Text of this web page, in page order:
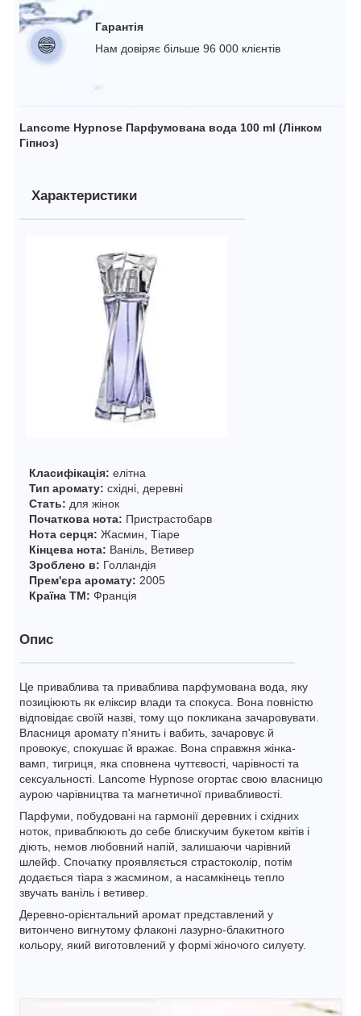
Гарантія
Нам довіряє більше 96 000 клієнтів
Lancome Hypnose Парфумована вода 100 ml (Лінком
Гіпноз)
Характеристики
Класифікація: елітна
Тип аромату: східні, деревні
Стать: для жінок
Початкова нота: Пристрастобарв
Нота серця: Жасмин, Тіаре
Кінцева нота: Ваніль, Ветивер
Зроблено в: Голландія
Прем'єра аромату: 2005
Країна ТМ: Франція
Опис
Це приваблива та приваблива парфумована вода, яку
позиціюють як еліксир влади та спокуса. Вона повністю
відповідає своїй назві, тому що покликана зачаровувати.
Власниця аромату п'янить і вабить, зачаровує й
провокує, спокушає й вражає. Вона справжня жінка-
вамп, тигриця, яка сповнена чуттєвості, чарівності та
сексуальності. Lancome Hypnose огортає свою власницю
аурою чарівництва та магнетичної привабливості.
Парфуми, побудовані на гармонії деревних і східних
ноток, приваблюють до себе блискучим букетом квітів і
діють, немов любовний напій, залишаючи чарівний
шлейф. Спочатку проявляється страстоколір, потім
додається тіара з жасмином, а насамкінець тепло
звучать ваніль і ветивер.
Деревно-орієнтальний аромат представлений у
витончено вигнутому флаконі лазурно-блакитного
кольору, який виготовлений у формі жіночого силуету.